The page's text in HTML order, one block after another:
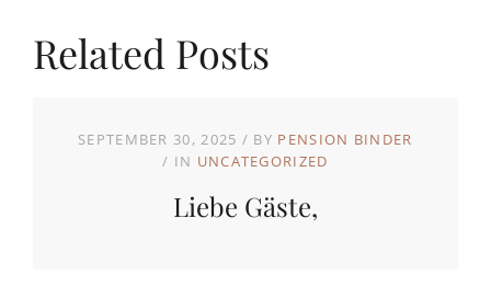
Related Posts
SEPTEMBER 30, 2025 BY PENSION BINDER
IN UNCATEGORIZED
Liebe Gäste,